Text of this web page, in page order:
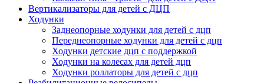
Вертикализаторы для детей с ДЦП
Ходунки
Заднеопорные ходунки для детей с дцп
Переднеопорные ходунки для детей с дцп
Ходунки детские дцп с поддержкой
Ходунки на колесах для детей дцп
Ходунки роллаторы для детей с дцп